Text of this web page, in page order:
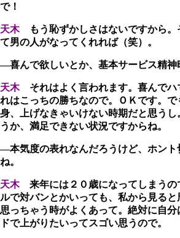
で！
天木もう恥ずかしさはないですから。
て男の人がなってくれれば（笑）。
―喜んで欲しいとか、基本サービス精神
天木それはよく言われます。喜んでハ
れはこっちの勝ちなので。ＯＫです。で
身、上げなきゃいけない時期だと思う
うか、満足できない状況ですからね。
―本気度の表れなんだろうけど、ホント
ね。
天木来年には２０歳になってしまうの
ルで対バンとかいっても、私から見る
思っちゃう時がよくあって。絶対に自
ドで上がりたいってスゴい思うので。